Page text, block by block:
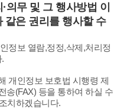
의무 및 그 행사방법 이
같은 권리를 행사할 수
정보 열람,정정,삭제,처리정
개인정보 보호법 시행령 제
송(FAX) 등을 통하여 하실 수
치하겠습니다.